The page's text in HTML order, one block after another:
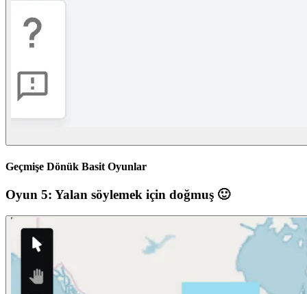
Geçmişe Dönük Basit Oyunlar
Oyun 5: Yalan söylemek için doğmuş 🙂